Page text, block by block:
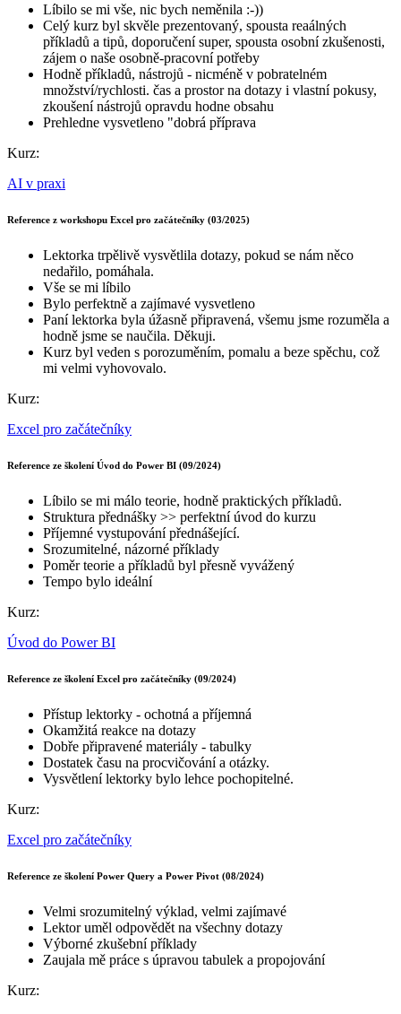
Líbilo se mi vše, nic bych neměnila :-))
Celý kurz byl skvěle prezentovaný, spousta reaálných
příkladů a tipů, doporučení super, spousta osobní zkušenosti,
zájem o naše osobně-pracovní potřeby
Hodně příkladů, nástrojů - nicméně v pobratelném
množství/rychlosti. čas a prostor na dotazy i vlastní pokusy,
zkoušení nástrojů opravdu hodne obsahu
Prehledne vysvetleno "dobrá příprava
Kurz:
AI v praxi
Reference z workshopu Excel pro začátečníky (03/2025)
Lektorka trpělivě vysvětlila dotazy, pokud se nám něco
nedařilo, pomáhala.
Vše se mi líbilo
Bylo perfektně a zajímavé vysvetleno
Paní lektorka byla úžasně připravená, všemu jsme rozuměla a
hodně jsme se naučila. Děkuji.
Kurz byl veden s porozuměním, pomalu a beze spěchu, což
mi velmi vyhovovalo.
Kurz:
Excel pro začátečníky
Reference ze školení Úvod do Power BI (09/2024)
Líbilo se mi málo teorie, hodně praktických příkladů.
Struktura přednášky >> perfektní úvod do kurzu
Příjemné vystupování přednášející.
Srozumitelné, názorné příklady
Poměr teorie a příkladů byl přesně vyvážený
Tempo bylo ideální
Kurz:
Úvod do Power BI
Reference ze školení Excel pro začátečníky (09/2024)
Přístup lektorky - ochotná a příjemná
Okamžitá reakce na dotazy
Dobře připravené materiály - tabulky
Dostatek času na procvičování a otázky.
Vysvětlení lektorky bylo lehce pochopitelné.
Kurz:
Excel pro začátečníky
Reference ze školení Power Query a Power Pivot (08/2024)
Velmi srozumitelný výklad, velmi zajímavé
Lektor uměl odpovědět na všechny dotazy
Výborné zkušební příklady
Zaujala mě práce s úpravou tabulek a propojování
Kurz: